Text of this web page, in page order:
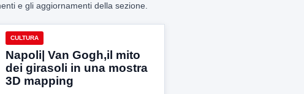
e gli aggiornamenti della sezione.
CULTURA
Napoli| Van Gogh,il mito
dei girasoli in una mostra
3D mapping